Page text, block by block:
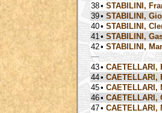
38• STABILINI,
39• STABILINI,
40• STABILINI,
41 • STABILINI,
42• STABILINI,
43• CAETELLARI,
44• CAETELLARI,
45• CAETELLARI,
46• CAETELLARI,
47• CAETELLARI,